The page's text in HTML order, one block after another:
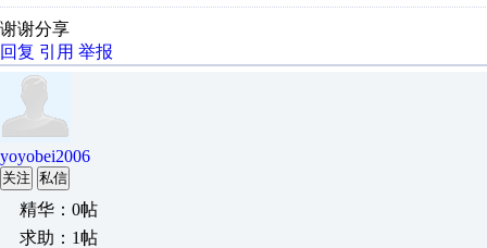
谢谢分享
回复 引用 举报
yoyobei2006
关注 私信
精华：0帖
求助：1帖